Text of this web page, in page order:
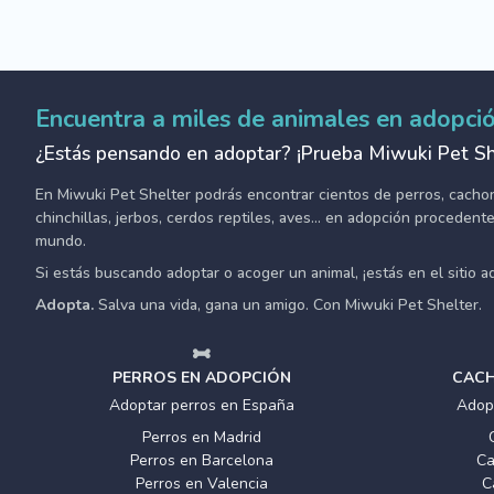
Encuentra a miles de animales en
¿Estás pensando en adoptar? ¡Prueba Miwuki Pet
En Miwuki Pet Shelter podrás encontrar cientos de perros,
chinchillas, jerbos, cerdos reptiles, aves... en adopción
mundo.
Si estás buscando adoptar o acoger un animal, ¡estás en el sitio
Adopta. Salva una vida, gana un amigo. Con Miwuki Pet Shelter.
PERROS EN ADOPCIÓN
Adoptar perros en España
Perros en Madrid
Perros en Barcelona
Perros en Valencia